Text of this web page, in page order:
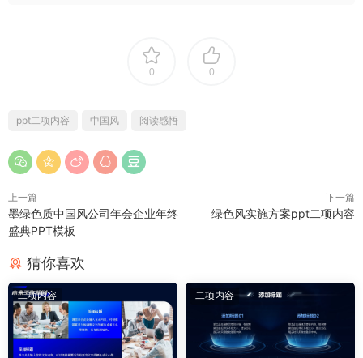
0 0
ppt二项内容 中国风 阅读感悟
上一篇
墨绿色质中国风公司年会企业年终
盛典PPT模板
下一篇
绿色风实施方案ppt二项内容
猜你喜欢
二项内容 二项内容